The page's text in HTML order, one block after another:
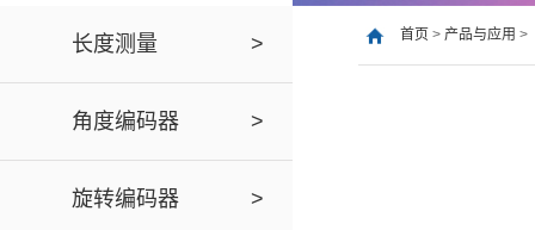
长度测量 >
角度编码器 >
旋转编码器 >
首页 > 产品与应用 >